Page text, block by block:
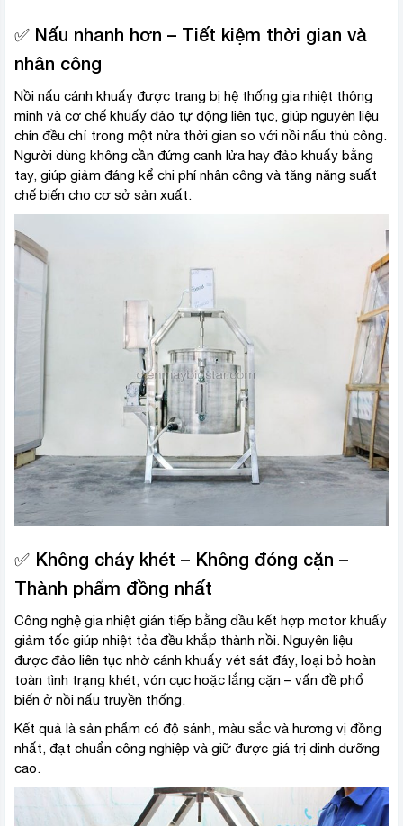
✅ Nấu nhanh hơn – Tiết kiệm thời gian và
nhân công
Nồi nấu cánh khuấy được trang bị hệ thống gia nhiệt thông
minh và cơ chế khuấy đảo tự động liên tục, giúp nguyên liệu
chín đều chỉ trong một nửa thời gian so với nồi nấu thủ công.
Người dùng không cần đứng canh lửa hay đảo khuấy bằng
tay, giúp giảm đáng kể chi phí nhân công và tăng năng suất
chế biến cho cơ sở sản xuất.
✅ Không cháy khét – Không đóng cặn –
Thành phẩm đồng nhất
Công nghệ gia nhiệt gián tiếp bằng dầu kết hợp motor khuấy
giảm tốc giúp nhiệt tỏa đều khắp thành nồi. Nguyên liệu
được đảo liên tục nhờ cánh khuấy vét sát đáy, loại bỏ hoàn
toàn tình trạng khét, vón cục hoặc lắng cặn – vấn đề phổ
biến ở nồi nấu truyền thống.
Kết quả là sản phẩm có độ sánh, màu sắc và hương vị đồng
nhất, đạt chuẩn công nghiệp và giữ được giá trị dinh dưỡng
cao.